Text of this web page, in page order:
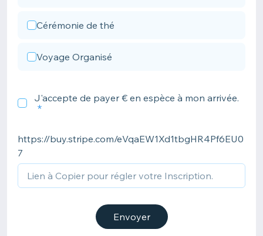
Cérémonie de thé
Voyage Organisé
J'accepte de payer € en espèce à mon arrivée.
https://buy.stripe.com/eVqaEW1Xd1tbgHR4Pf6EU0
7
Envoyer